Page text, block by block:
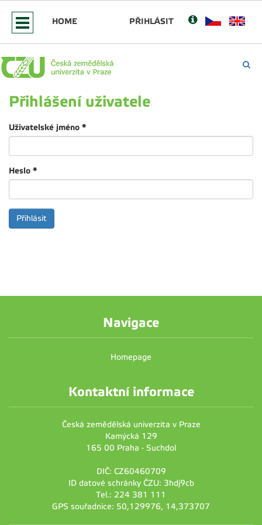
HOME PŘIHLÁSIT
Přihlášení uživatele
Uživatelské jméno *
Heslo *
Navigace
Homepage
Kontaktní informace
Česká zemědělská univerzita v Praze
Kamýcká 129
165 00 Praha - Suchdol
DIČ: CZ60460709
ID datové schránky ČZU: 3hdj9cb
Tel.: 224 381 111
GPS souřadnice: 50,129976, 14,373707